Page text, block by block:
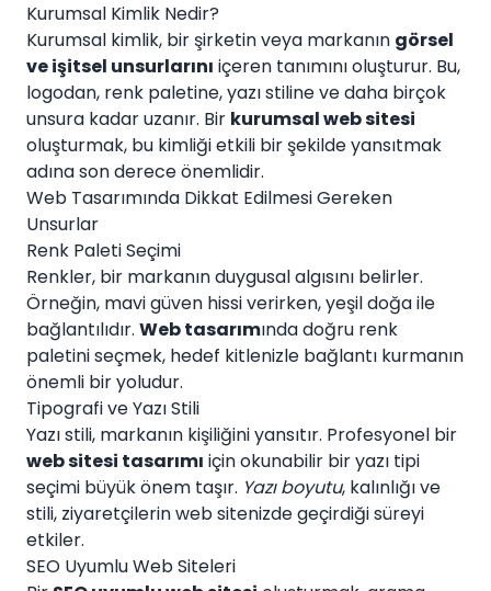
Kurumsal Kimlik Nedir?
Kurumsal kimlik, bir şirketin veya markanın görsel
ve işitsel unsurlarını içeren tanımını oluşturur. Bu,
logodan, renk paletine, yazı stiline ve daha birçok
unsura kadar uzanır. Bir kurumsal web sitesi
oluşturmak, bu kimliği etkili bir şekilde yansıtmak
adına son derece önemlidir.
Web Tasarımında Dikkat Edilmesi Gereken
Unsurlar
Renk Paleti Seçimi
Renkler, bir markanın duygusal algısını belirler.
Örneğin, mavi güven hissi verirken, yeşil doğa ile
bağlantılıdır. Web tasarımında doğru renk
paletini seçmek, hedef kitlenizle bağlantı kurmanın
önemli bir yoludur.
Tipografi ve Yazı Stili
Yazı stili, markanın kişiliğini yansıtır. Profesyonel bir
web sitesi tasarımı için okunabilir bir yazı tipi
seçimi büyük önem taşır. Yazı boyutu, kalınlığı ve
stili, ziyaretçilerin web sitenizde geçirdiği süreyi
etkiler.
SEO Uyumlu Web Siteleri